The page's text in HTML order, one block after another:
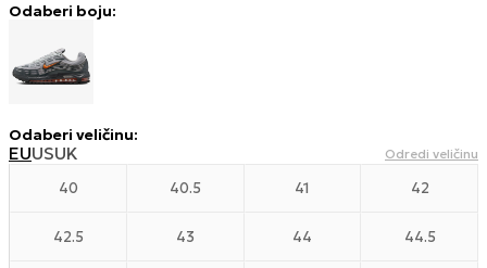
Odaberi boju:
Odaberi veličinu:
EUUSUK Odredi veličinu
40 40.5 41 42
42.5 43 44 44.5